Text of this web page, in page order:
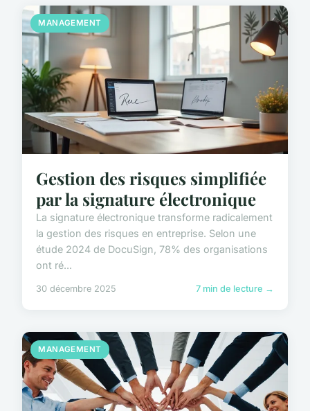
MANAGEMENT
Gestion des risques simplifiée
par la signature électronique
La signature électronique transforme radicalement
la gestion des risques en entreprise. Selon une
étude 2024 de DocuSign, 78% des organisations
ont ré...
30 décembre 2025 7 min de lecture →
MANAGEMENT